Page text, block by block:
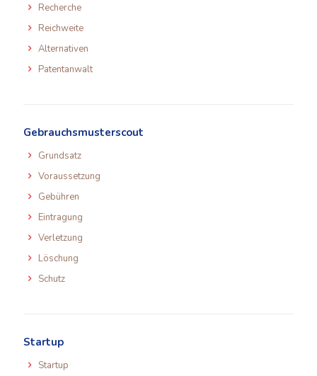
Recherche
Reichweite
Alternativen
Patentanwalt
Gebrauchsmusterscout
Grundsatz
Voraussetzung
Gebühren
Eintragung
Verletzung
Löschung
Schutz
Startup
Startup